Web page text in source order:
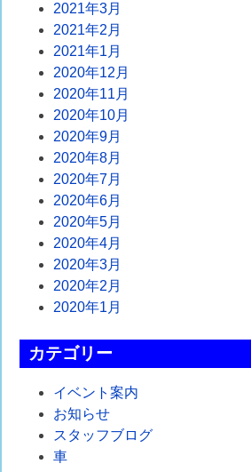
2021年3月
2021年2月
2021年1月
2020年12月
2020年11月
2020年10月
2020年9月
2020年8月
2020年7月
2020年6月
2020年5月
2020年4月
2020年3月
2020年2月
2020年1月
カテゴリー
イベント案内
お知らせ
スタッフブログ
車